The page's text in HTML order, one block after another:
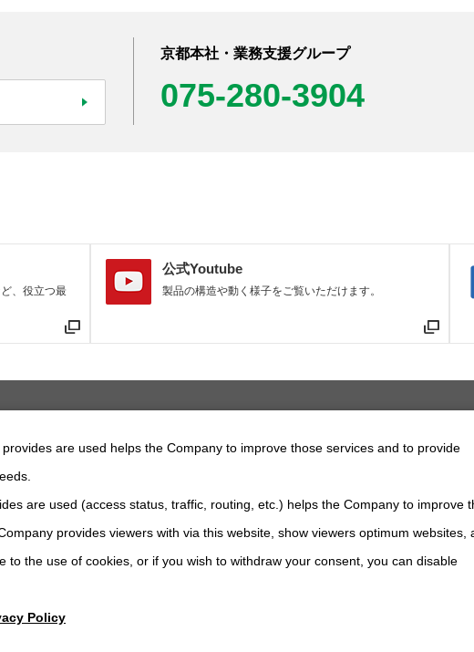
京都本社・業務支援グループ
075-280-3904
、役立つ最
公式Youtube
製品の構造や動く様子をご覧いただけます。
are used helps the Company to improve those services and to provide
are used (access status, traffic, routing, etc.) helps the Company to improve
provides viewers with via this website, show viewers optimum websites,
the use of cookies, or if you wish to withdraw your consent, you can disable
Policy